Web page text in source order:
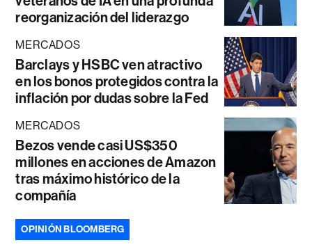
reorganización del liderazgo
MERCADOS
Barclays y HSBC ven atractivo
en los bonos protegidos contra la
inflación por dudas sobre la Fed
MERCADOS
Bezos vende casi US$350
millones en acciones de Amazon
tras máximo histórico de la
compañía
OPINIÓN BLOOMBERG